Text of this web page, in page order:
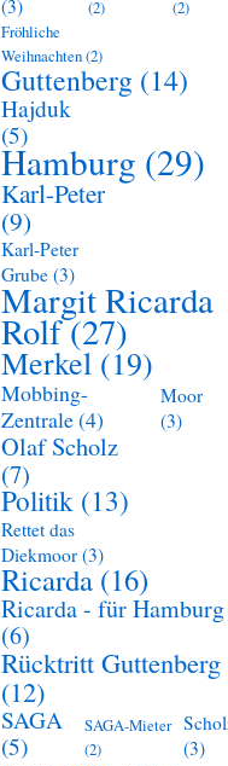
(3) (2)
(2)
Fröhliche
Weihnachten(2)
Guttenberg (14)
Hajduk
(5)
Hamburg (29)
Karl-Peter
(9)
Karl-Peter
Grube (3)
Margit Ricarda
Rolf(27)
Merkel (19)
Mobbing-
Zentrale(4)
Moor
(3)
Olaf Scholz
(7)
Politik (13)
Rettet das
Diekmoor (3)
Ricarda (16)
Ricarda - für Hamburg
(6)
Rücktritt Guttenberg
(12)
SAGA
(5)
SAGA-Mieter
(2)
(3)